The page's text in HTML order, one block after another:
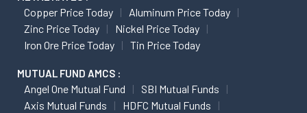
Copper Price Today
Aluminum Price Today
Zinc Price Today
Nickel Price Today
Iron Ore Price Today
Tin Price Today
MUTUAL FUND AMCS :
Angel One Mutual Fund
SBI Mutual Funds
Axis Mutual Funds
HDFC Mutual Funds